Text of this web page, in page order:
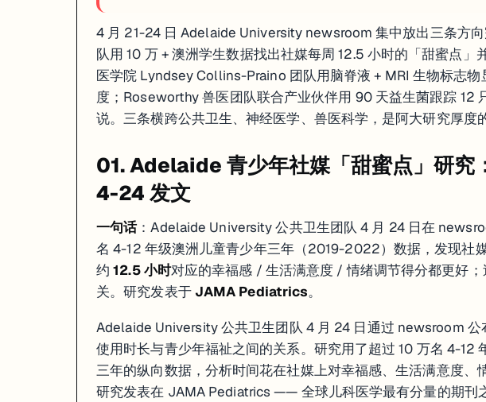
：阿大用 10 万 + 澳洲学生数据找出社媒每周 12.5 小时甜蜜点 · JAMA
02 · 神经医学：Lyndsey Collins-Praino 团队用 CSF + MRI 标志物显著提升帕金森 5 年预
03 · 兽医科研：90 天益生菌跟踪 12 只金毛 · 肠道 + 皮肤同步出现有益菌增加 · 从动物层面
如果你在看 ADELAIDE 的申请、奖学金或研究机会，这篇可以直接当作今天的速查版。
4 月 21-24 日 Adelaide University newsroom 集中放出三条方
队用 10 万 + 澳洲学生数据找出社媒每周 12.5 小时的「甜蜜点
医学院 Lyndsey Collins-Praino 团队用脑脊液 + MRI 生物标志
度；Roseworthy 兽医团队联合产业伙伴用 90 天益生菌跟踪 12
说。三条横跨公共卫生、神经医学、兽医科学，是阿大研究厚度
01. Adelaide 青少年社媒「甜蜜点」研
4-24 发文
一句话：Adelaide University 公共卫生团队 4 月 24 日在
名 4-12 年级澳洲儿童青少年三年（2019-2022）数据，发现社
约12.5 小时对应的幸福感 / 生活满意度 / 情绪调节得分都更好
关。研究发表于 JAMA Pediatrics。
Adelaide University 公共卫生团队 4 月 24 日通过 newsroom
使用时长与青少年福祉之间的关系。研究用了超过 10 万名 4-
三年的纵向数据，分析时间花在社媒上对幸福感、生活满意度、
研究发表在 JAMA Pediatrics —— 全球儿科医学最有分量的期刊